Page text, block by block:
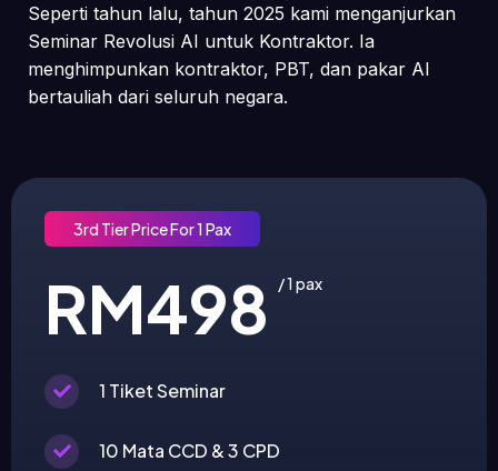
Seperti tahun lalu, tahun 2025 kami menganjurkan
Seminar Revolusi AI untuk Kontraktor. Ia
menghimpunkan kontraktor, PBT, dan pakar AI
bertauliah dari seluruh negara.
3rd Tier Price For 1 Pax
RM498 / 1 pax
1 Tiket Seminar
10 Mata CCD & 3 CPD